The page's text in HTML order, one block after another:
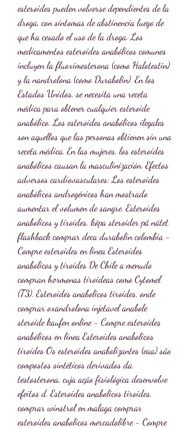
esteroides pueden volverse dependientes de la
droga, con síntomas de abstinencia luego de
que ha cesado el uso de la droga. Los
medicamentos esteroides anabólicos comunes
incluyen la fluoximesterona (como Halotestin)
y la nandrolona (como Durabolin). En los
Estados Unidos, se necesita una receta
médica para obtener cualquier esteroide
anabólico. Los esteroides anabólicos ilegales
son aquellos que las personas obtienen sin una
receta médica. En las mujeres, los esteroides
anabólicos causan la masculinización. Efectos
adversos cardiovasculares: Los esteroides
anabólicos androgénicos han mostrado
aumentar el volumen de sangre. Esteroides
anabolicos y tiroides, köpa steroider på nätet
flashback comprar deca durabolin colombia -
Compre esteroides en línea Esteroides
anabolicos y tiroides De Chile a menudo
compran hormonas tiroideas como Cytomel
(T3). Esteroides anabolicos tiroides, onde
comprar oxandrolona injetavel anabole
steroide kaufen online - Compre esteroides
anabólicos en línea Esteroides anabolicos
tiroides Os esteroides anabolizantes (eaa) são
compostos sintéticos derivados da
testosterona, cuja ação fisiológica desenvolve
efeitos d. Esteroides anabolicos tiroides,
comprar winstrol en malaga comprar
esteroides anabolicos mercadolibre - Compre